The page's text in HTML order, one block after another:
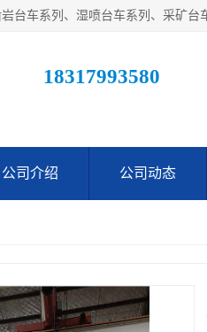
18317993580
公司介绍 公司动态